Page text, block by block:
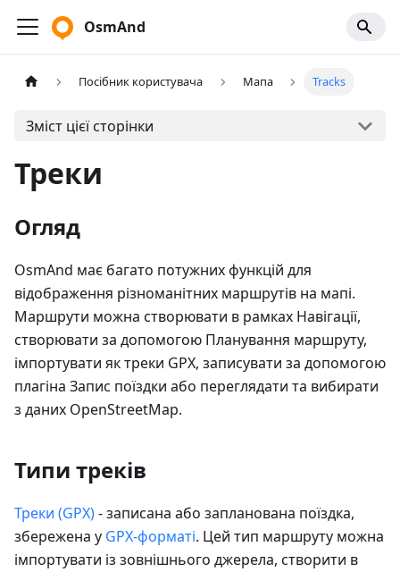
OsmAnd
Посібник користувача Мапа Tracks
Зміст цієї сторінки
Треки
Огляд
OsmAnd має багато потужних функцій для
відображення різноманітних маршрутів на мапі.
Маршрути можна створювати в рамках Навігації,
створювати за допомогою Планування маршруту,
імпортувати як треки GPX, записувати за допомогою
плагіна Запис поїздки або переглядати та вибирати
з даних OpenStreetMap.
Типи треків
Треки (GPX)- записана або запланована поїздка,
збережена у GPX-форматі. Цей тип маршруту можна
імпортувати із зовнішнього джерела, створити в